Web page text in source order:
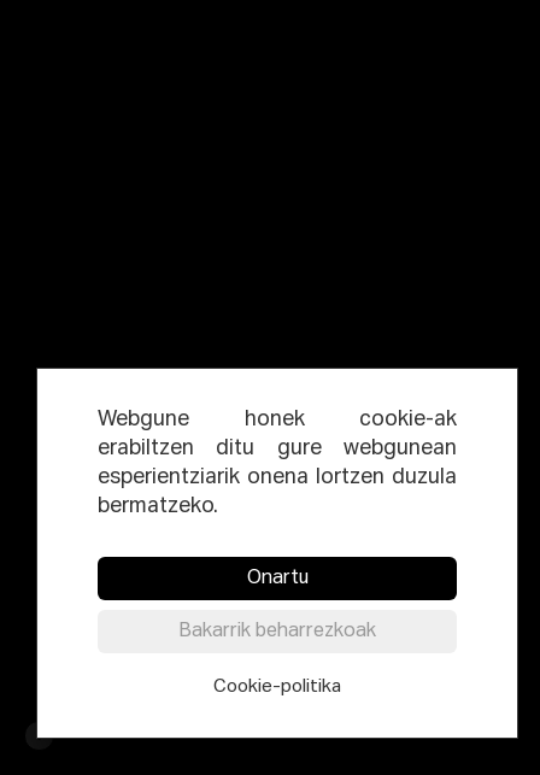
Webgune honek cookie-ak
erabiltzen ditu gure webgunean
esperientziarik onena lortzen duzula
bermatzeko.
Onartu
Bakarrik beharrezkoak
Cookie-politika